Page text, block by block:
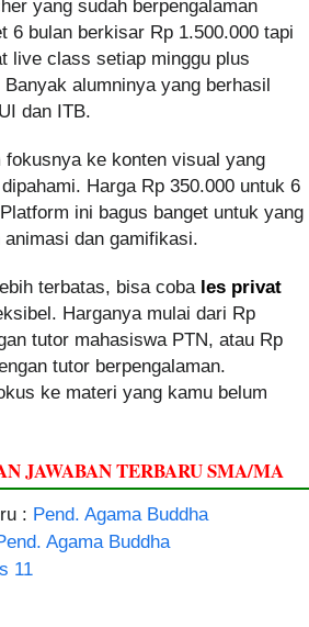
yang sudah berpengalaman
6 bulan berkisar Rp 1.500.000 tapi
live class setiap minggu plus
alumninya yang berhasil
dan ITB.
fokusnya ke konten visual yang
Harga Rp 350.000 untuk 6
ini bagus banget untuk yang
dan gamifikasi.
terbatas, bisa coba les privat
Harganya mulai dari Rp
tutor mahasiswa PTN, atau Rp
tutor berpengalaman.
ke materi yang kamu belum
JAWABAN TERBARU SMA/MA
: Pend. Agama Buddha
Agama Buddha
11